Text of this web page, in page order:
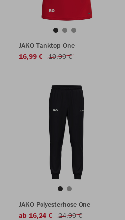
JAKO Tanktop One
16,99 €
19,99 €
JAKO Polyesterhose One
ab 16,24 €
24,99 €